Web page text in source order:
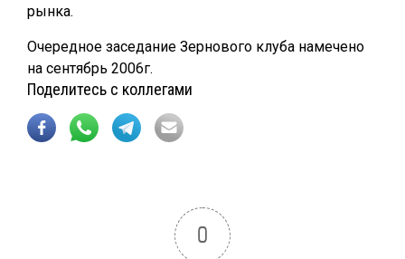
рынка.
Очередное заседание Зернового клуба намечено
на сентябрь 2006г.
Поделитесь с коллегами
0